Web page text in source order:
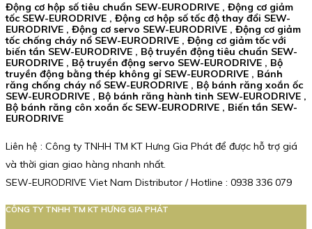
Động cơ hộp số tiêu chuẩn SEW-EURODRIVE , Động cơ giảm
tốc SEW-EURODRIVE , Động cơ hộp số tốc độ thay đổi SEW-
EURODRIVE , Động cơ servo SEW-EURODRIVE , Động cơ giảm
tốc chống cháy nổ SEW-EURODRIVE , Động cơ giảm tốc với
biến tần SEW-EURODRIVE , Bộ truyền động tiêu chuẩn SEW-
EURODRIVE , Bộ truyền động servo SEW-EURODRIVE , Bộ
truyền động bằng thép không gỉ SEW-EURODRIVE , Bánh
răng chống cháy nổ SEW-EURODRIVE , Bộ bánh răng xoắn ốc
SEW-EURODRIVE , Bộ bánh răng hành tinh SEW-EURODRIVE ,
Bộ bánh răng côn xoắn ốc SEW-EURODRIVE , Biến tần SEW-
EURODRIVE
Liên hệ : Công ty TNHH TM KT Hưng Gia Phát để được hỗ trợ giá
và thời gian giao hàng nhanh nhất.
SEW-EURODRIVE Viet Nam Distributor / Hotline : 0938 336 079
CÔNG TY TNHH TM KT HƯNG GIA PHÁT